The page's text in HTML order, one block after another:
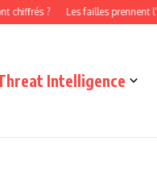
Les failles prennent l’accès initial
Intelligence